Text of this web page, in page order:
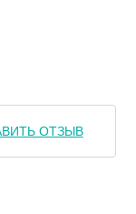
ОТЗЫВ